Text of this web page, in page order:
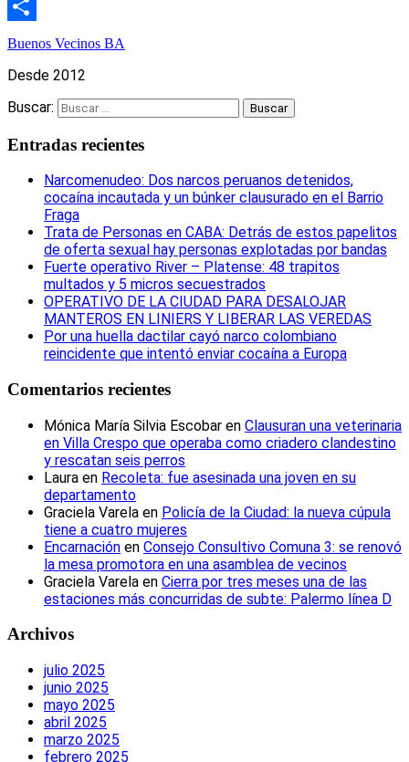
Email
Compartir
Buenos Vecinos BA
Desde 2012
Buscar:
Entradas recientes
Narcomenudeo: Dos narcos peruanos detenidos,
cocaína incautada y un búnker clausurado en el Barrio
Fraga
Trata de Personas en CABA: Detrás de estos papelitos
de oferta sexual hay personas explotadas por bandas
Fuerte operativo River – Platense: 48 trapitos
multados y 5 micros secuestrados
OPERATIVO DE LA CIUDAD PARA DESALOJAR
MANTEROS EN LINIERS Y LIBERAR LAS VEREDAS
Por una huella dactilar cayó narco colombiano
reincidente que intentó enviar cocaína a Europa
Comentarios recientes
Mónica María Silvia Escobar en Clausuran una veterinaria
en Villa Crespo que operaba como criadero clandestino
y rescatan seis perros
Laura en Recoleta: fue asesinada una joven en su
departamento
Graciela Varela en Policía de la Ciudad: la nueva cúpula
tiene a cuatro mujeres
Encarnación en Consejo Consultivo Comuna 3: se renovó
la mesa promotora en una asamblea de vecinos
Graciela Varela en Cierra por tres meses una de las
estaciones más concurridas de subte: Palermo línea D
Archivos
julio 2025
junio 2025
mayo 2025
abril 2025
marzo 2025
febrero 2025